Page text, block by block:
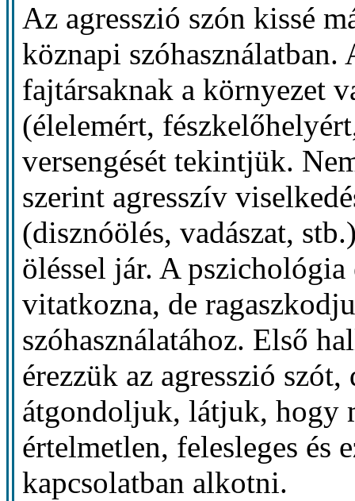
Az agresszió szón kissé
köznapi
fajtársaknak a környezet
(élelemért,
versengését tekintjük.
szerint agresszív
(disznóölés, vadászat,
öléssel jár. A
vitatkozna, de
szóhasználatához. Első
érezzük az agresszió
átgondoljuk, látjuk, hogy
értelmetlen, felesleges és
kapcsolatban alkotni.